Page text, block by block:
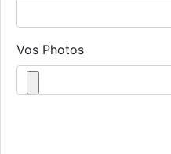
Vos Photos